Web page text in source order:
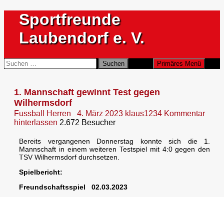
Inhalt
springen
Sportfreunde
Laubendorf e. V.
Suchen Primäres Menü
Suchen
nach:
1. Mannschaft gewinnt Test gegen
Wilhermsdorf
Fussball Herren 4. März 2023 klaus1234 Kommentar
hinterlassen 2.672 Besucher
Bereits vergangenen Donnerstag konnte sich die 1.
Mannschaft in einem weiteren Testspiel mit 4:0 gegen den
TSV Wilhermsdorf durchsetzen.
Spielbericht:
Freundschaftsspiel 02.03.2023